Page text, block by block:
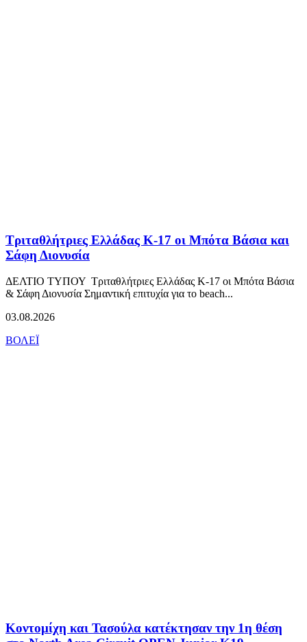
Τριταθλήτριες Ελλάδας Κ-17 οι Μπότα Βάσια και
Σάφη Διονυσία
ΔΕΛΤΙΟ ΤΥΠΟΥ Τριταθλήτριες Ελλάδας Κ-17 οι Μπότα Βάσια
& Σάφη Διονυσία Σημαντική επιτυχία για το beach...
03.08.2026
ΒΟΛΕΪ
Κοντομίχη και Τασούλα κατέκτησαν την 1η θέση